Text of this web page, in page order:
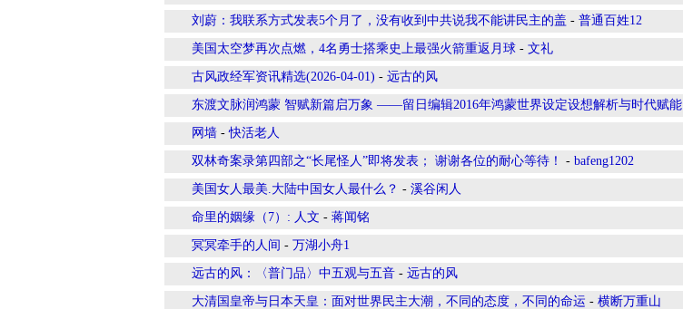
刘蔚：我联系方式发表5个月了，没有收到中共说我不能讲民主的盖 - 普通百姓12
美国太空梦再次点燃，4名勇士搭乘史上最强火箭重返月球 - 文礼
古风政经军资讯精选(2026-04-01) - 远古的风
东渡文脉润鸿蒙 智赋新篇启万象 ——留日编辑2016年鸿蒙世界设定设想解析与时代赋能
网墙 -快活老人
双林奇案录第四部之“长尾怪人”即将发表； 谢谢各位的耐心等待！ - bafeng1202
美国女人最美.大陆中国女人最什么？ - 溪谷闲人
命里的姻缘（7）: 人文 - 蒋闻铭
冥冥牵手的人间 - 万湖小舟1
远古的风：〈普门品〉中五观与五音 - 远古的风
大清国皇帝与日本天皇：面对世界民主大潮，不同的态度，不同的命运 - 横断万重山